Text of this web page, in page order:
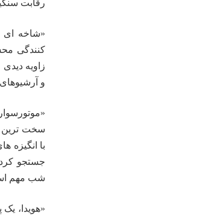
رقابت سنگین در لیست ۱۴ نفره
«شاخه ای
کنندگی
زاویه
و
سخت ترین شب سال ۱۴۰۳ است که
با انگیزه
جستجو
شب مهم
«هویدا،